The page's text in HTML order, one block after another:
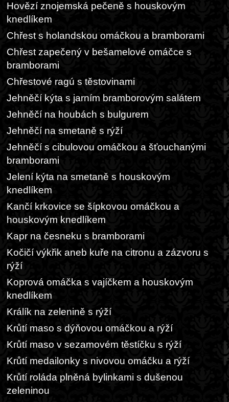
Hovězí znojemská pečeně s houskovým
knedlíkem
Chřest s holandskou omáčkou a bramborami
Chřest zapečený v bešamelové omáčce s
bramborami
Chřestové ragú s těstovinami
Jehněčí kýta s jarním bramborovým salátem
Jehněčí na houbách s bulgurem
Jehněčí na smetaně s rýží
Jehněčí s cibulovou omáčkou a šťouchanými
bramborami
Jelení kýta na smetaně s houskovým
knedlíkem
Kančí krkovice se šípkovou omáčkou a
houskovým knedlíkem
Kapr na česneku s bramborami
Kočičí výkřik aneb kuře na citronu a zázvoru s
rýží
Koprová omáčka s vajíčkem a houskovým
knedlíkem
Králík na zelenině s rýží
Krůtí maso s dýňovou omáčkou a rýží
Krůtí maso v sezamovém těstíčku s rýží
Krůtí medailonky s nivovou omáčku a rýží
Krůtí roláda plněná bylinkami s dušenou
zeleninou